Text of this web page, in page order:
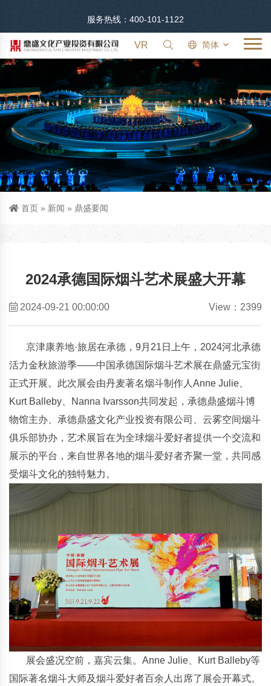
服务热线：400-101-1122
VR 简体
首页 » 新闻 » 鼎盛要闻
2024承德国际烟斗艺术展盛大开幕
View：2399
2024-09-21 00:00:00
京津康养地·旅居在承德，9月21日上午，2024河北承德
活力金秋旅游季——中国承德国际烟斗艺术展在鼎盛元宝街
正式开展。此次展会由丹麦著名烟斗制作人Anne Julie、
Kurt Balleby、Nanna Ivarsson共同发起，承德鼎盛烟斗博
物馆主办、承德鼎盛文化产业投资有限公司、云雾空间烟斗
俱乐部协办，艺术展旨在为全球烟斗爱好者提供一个交流和
展示的平台，来自世界各地的烟斗爱好者齐聚一堂，共同感
受烟斗文化的独特魅力。
展会盛况空前，嘉宾云集。Anne Julie、Kurt Balleby等
国际著名烟斗大师及烟斗爱好者百余人出席了展会开幕式。